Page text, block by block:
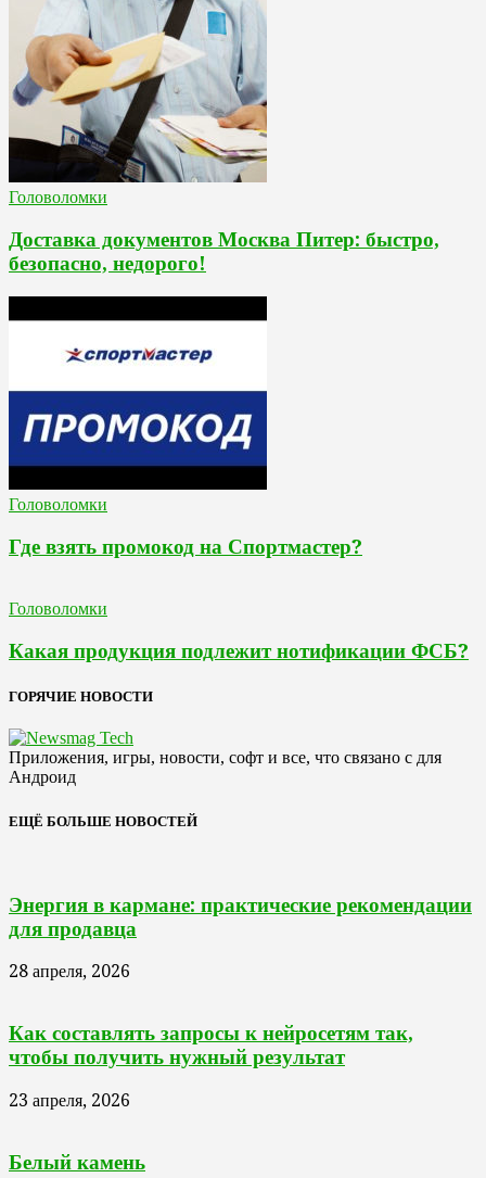
Головоломки
Доставка документов Москва Питер: быстро,
безопасно, недорого!
Головоломки
Где взять промокод на Спортмастер?
Головоломки
Какая продукция подлежит нотификации ФСБ?
ГОРЯЧИЕ НОВОСТИ
Приложения, игры, новости, софт и все, что связано с для
Андроид
ЕЩЁ БОЛЬШЕ НОВОСТЕЙ
Энергия в кармане: практические рекомендации
для продавца
28 апреля, 2026
Как составлять запросы к нейросетям так,
чтобы получить нужный результат
23 апреля, 2026
Белый камень